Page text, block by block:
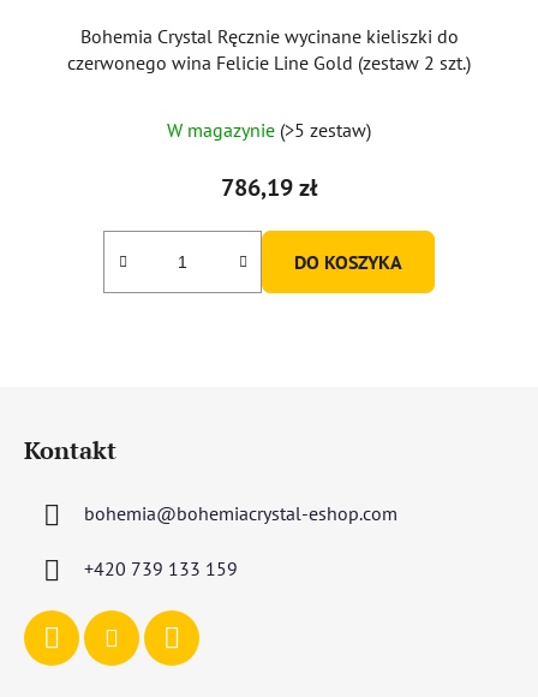
Bohemia Crystal Ręcznie wycinane kieliszki do
czerwonego wina Felicie Line Gold (zestaw 2 szt.)
W magazynie (>5 zestaw)
786,19 zł
DO KOSZYKA
Kontakt
bohemia@bohemiacrystal-eshop.com
+420 739 133 159